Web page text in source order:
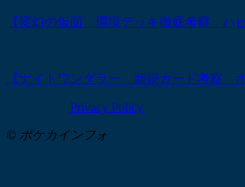
【変幻の仮面 環境デッキ徹底考察 ハピ
【ナイトワンダラー 新規カード考察 ポ
Privacy Policy
© ポケカインフォ